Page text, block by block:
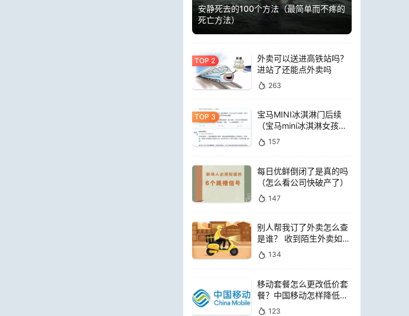
安静死去的100个方法（最简单而不疼的
死亡方法）
外卖可以送进高铁站吗？
进站了还能点外卖吗
263
宝马MINI冰淇淋门后续
（宝马mini冰淇淋女孩员
工）157
每日优鲜倒闭了是真的吗
（怎么看公司快破产了）
147
别人帮我订了外卖怎么查
是谁？ 收到陌生外卖如何
查询是谁点的
134
移动套餐怎么更改低价套
餐？中国移动怎样降低套
餐费用
123